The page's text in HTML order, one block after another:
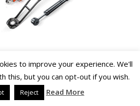
to improve your experience. We'll
this, but you can opt-out if you wish.
Reject Read More